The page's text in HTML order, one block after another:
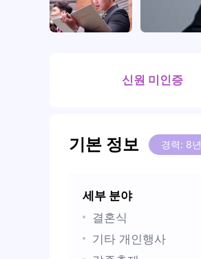
신원 미인증
기본 정보 경력: 8년
세부 분야
결혼식
기타 개인행사